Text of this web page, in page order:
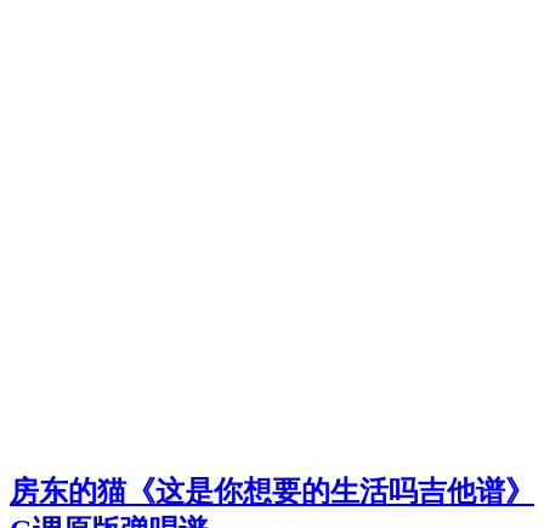
房东的猫《这是你想要的生活吗吉他谱》